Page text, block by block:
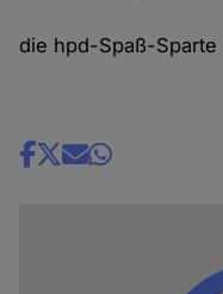
die hpd-Spaß-Sparte
Share